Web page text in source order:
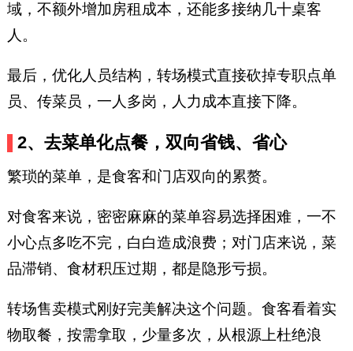
域，不额外增加房租成本，还能多接纳几十桌客
人。
最后，优化人员结构，转场模式直接砍掉专职点单
员、传菜员，一人多岗，人力成本直接下降。
2、去菜单化点餐，双向省钱、省心
繁琐的菜单，是食客和门店双向的累赘。
对食客来说，密密麻麻的菜单容易选择困难，一不
小心点多吃不完，白白造成浪费；对门店来说，菜
品滞销、食材积压过期，都是隐形亏损。
转场售卖模式刚好完美解决这个问题。食客看着实
物取餐，按需拿取，少量多次，从根源上杜绝浪